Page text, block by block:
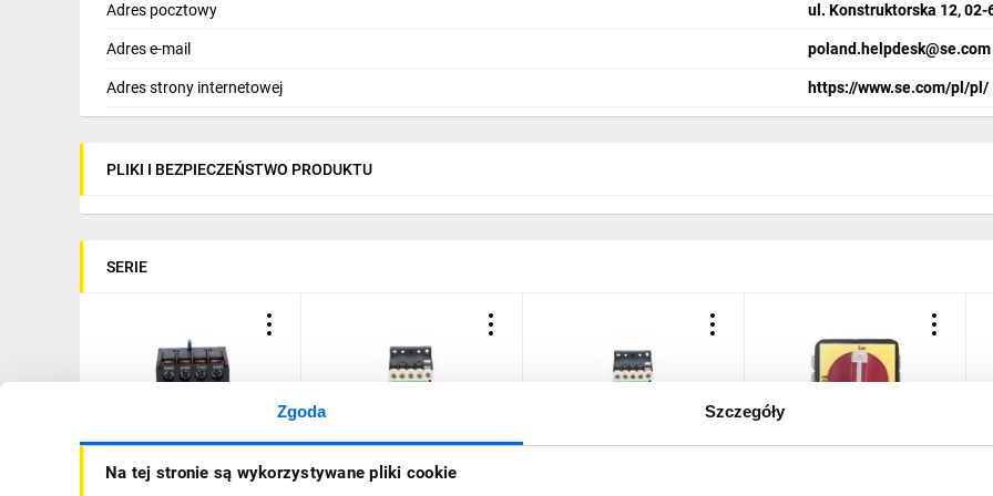
Zgoda Szczegóły
Na tej stronie są wykorzystywane pliki cookie
Adres pocztowy
ul. Konstruktorska 12, 02-
Adres e-mail poland.helpdesk@se.com
Adres strony internetowej https://www.se.com/pl/pl/
PLIKI I BEZPIECZEŃSTWO PRODUKTU
SERIE
Styk pomocniczy 2Z 2R
montaż czołowy LA1KN22
Stycznik mocy 9A 3P 230V
AC 1Z 0R LC1K0910P7